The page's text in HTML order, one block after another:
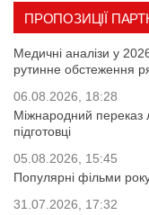
ПРОПОЗИЦІЇ
Медичні аналізи у
рутинне обстеження
06.08.2026, 18:28
Міжнародний переказ
підготовці
05.08.2026, 15:45
Популярні фільми
31.07.2026, 17:32